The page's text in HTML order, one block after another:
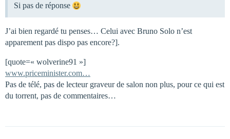
Si pas de réponse
J’ai bien regardé tu penses… Celui avec Bruno Solo n’est
apparement pas dispo pas encore?].
[quote=« wolverine91 »]
www.priceminister.com…
Pas de télé, pas de lecteur graveur de salon non plus, pour ce qui est
du torrent, pas de commentaires…